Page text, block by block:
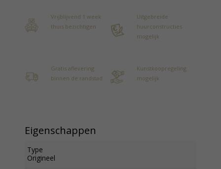
Vrijblijvend 1 week
thuis bezichtigen
Uitgebreide
huurconstructies
mogelijk
Gratis aflevering
binnen de randstad
Kunstkoopregeling
mogelijk
Eigenschappen
Type
Origineel